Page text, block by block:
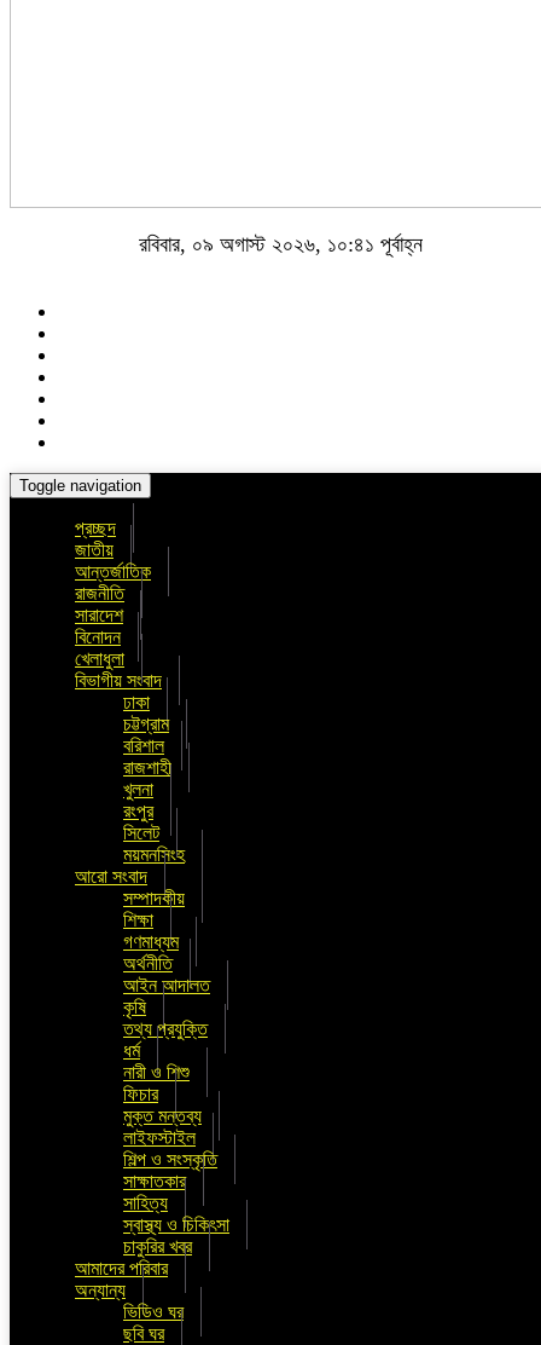
রবিবার, ০৯ অগাস্ট ২০২৬, ১০:৪১ পূর্বাহ্ন
Toggle navigation
প্রচ্ছদ
জাতীয়
আন্তর্জাতিক
রাজনীতি
সারাদেশ
বিনোদন
খেলাধুলা
বিভাগীয় সংবাদ
ঢাকা
চট্টগ্রাম
বরিশাল
রাজশাহী
খুলনা
রংপুর
সিলেট
ময়মনসিংহ
আরো সংবাদ
সম্পাদকীয়
শিক্ষা
গণমাধ্যম
অর্থনীতি
আইন আদালত
কৃষি
তথ্য প্রযুক্তি
ধর্ম
নারী ও শিশু
ফিচার
মুক্ত মন্তব্য
লাইফস্টাইল
শিল্প ও সংস্কৃতি
সাক্ষাতকার
সাহিত্য
স্বাস্থ্য ও চিকিৎসা
চাকুরির খবর
আমাদের পরিবার
অন্যান্য
ভিডিও ঘর
ছবি ঘর